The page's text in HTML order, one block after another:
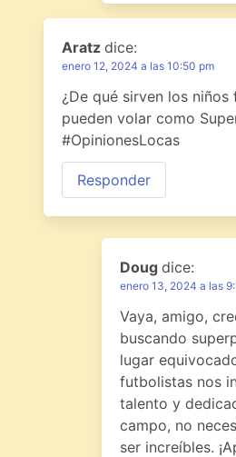
Aratz dice:
enero 12, 2024 a las 10:50 pm
¿De qué sirven los
pueden volar como
#OpinionesLocas
Responder
Doug dice:
enero 13, 2024 a las
Vaya, amigo,
buscando
lugar
futbolistas nos
talento y
campo, no
ser increíbles.